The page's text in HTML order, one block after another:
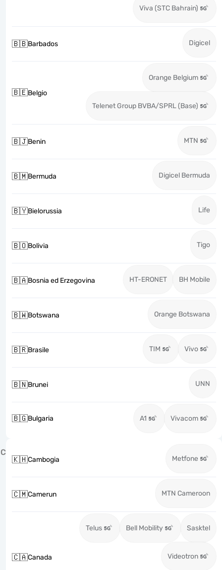
Viva (STC Bahrain)
🇧🇧Barbados Digicel
🇧🇪Belgio
Orange Belgium
Telenet Group BVBA/SPRL (Base)
🇧🇯Benin MTN
🇧🇲Bermuda Digicel Bermuda
🇧🇾Bielorussia Life
🇧🇴Bolivia Tigo
🇧🇦Bosnia ed Erzegovina HT-ERONET BH Mobile
🇧🇼Botswana Orange Botswana
🇧🇷Brasile TIM Vivo
🇧🇳Brunei UNN
🇧🇬Bulgaria A1 Vivacom
C
🇰🇭Cambogia Metfone
🇨🇲Camerun MTN Cameroon
🇨🇦Canada
Telus Bell Mobility Sasktel
Videotron